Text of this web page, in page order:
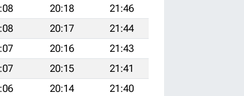
20:18
21:46
20:17
21:44
20:16
21:43
20:15
21:41
20:14
21:40